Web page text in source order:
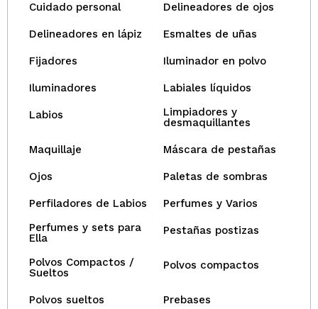
Cuidado personal Delineadores de ojos
Delineadores en lápiz Esmaltes de uñas
Fijadores Iluminador en polvo
Iluminadores Labiales líquidos
Labios
Limpiadores y
desmaquillantes
Maquillaje Máscara de pestañas
Ojos Paletas de sombras
Perfiladores de Labios
Perfumes y Varios
Perfumes y sets para
Ella
Pestañas postizas
Polvos Compactos /
Sueltos
Polvos compactos
Polvos sueltos Prebases